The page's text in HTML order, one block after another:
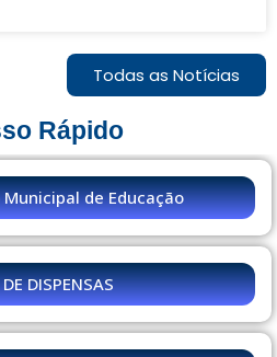
Todas as Notícias
Rápido
Municipal de Educação
DISPENSAS